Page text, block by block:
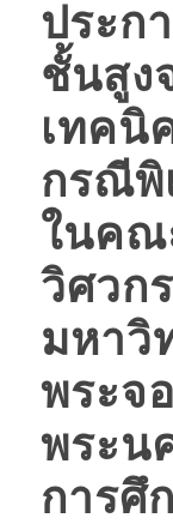
ประก
ชั้นสูง
เทคนิ
กรณีพิ
ในคณ
วิศวก
มหาวิ
พระจ
พระน
การศึ